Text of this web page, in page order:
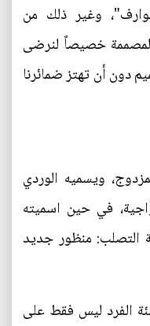
وغير ذلك من
خصيصاً لنرضى
دون أن تهتز ضمائرنا
ويسميه الوردي
في حين اسميته
التصلب: منظور جديد
الفرد ليس فقط على